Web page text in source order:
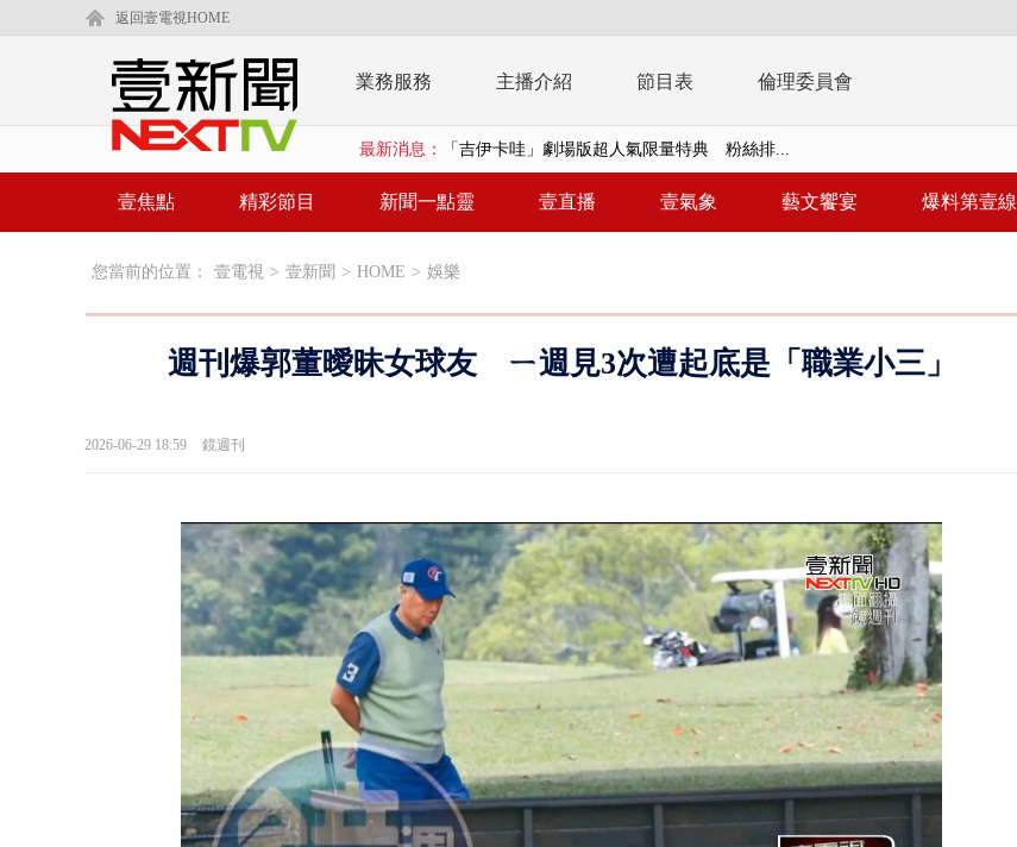
返回壹電視HOME
業務服務 主播介紹 節目表 倫理委員會
最新消息： 「疫苗採購」大逆轉！ 證實慈濟買BNT遭詐10...
漢光演習第4天 海軍近岸防禦演練 賴總統...
BP出道10周年！ 8／8見面會限40粉絲 YG大...
「吉伊卡哇」劇場版超人氣限量特典 粉絲排...
壹焦點 精彩節目 新聞一點靈 壹直播 壹氣象 藝文饗宴 爆料第壹線
您當前的位置： 壹電視 > 壹新聞 > HOME > 娛樂
週刊爆郭董曖昧女球友 ㄧ週見3次遭起底是「職業小三」
2026-06-29 18:59 鏡週刊